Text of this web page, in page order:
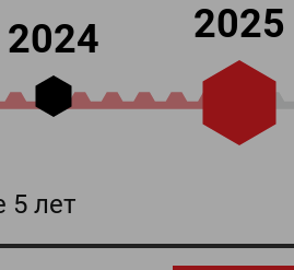
2024 2025
5 лет